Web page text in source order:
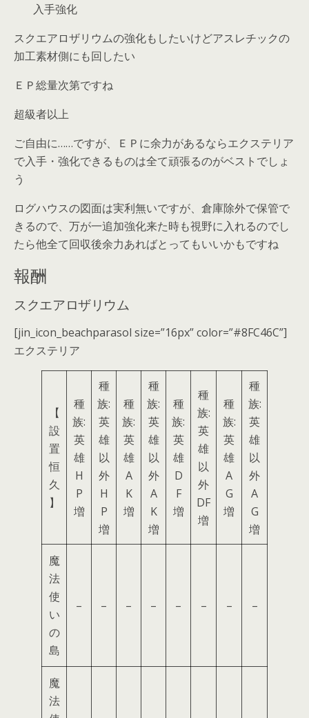
入手強化
スクエアロザリウムの強化もしたいけどアスレチックの
加工素材側にも回したい
ＥＰ総量次第ですね
超級者以上
ご自由に……ですが、ＥＰに余力があるならエクステリア
で入手・強化できるものは全て頑張るのがベストでしょ
う
ログハウスの図面は実利無いですが、倉庫除外で保管で
きるので、万が一追加強化来た時も視野に入れるのでし
たら他全て回収後余力あればとってもいいかもですね
報酬
スクエアロザリウム
[jin_icon_beachparasol size=”16px” color=”#8FC46C”]
エクステリア
【
設
置
恒
久
】
種
族:
英
雄
H
P
増
種
族:
英
雄
以
外
H
P
増
種
族:
英
雄
A
K
増
種
族:
英
雄
以
外
A
K
増
種
族:
英
雄
D
F
増
種
族:
英
雄
以
外
DF
増
種
族:
英
雄
A
G
増
種
族:
英
雄
以
外
A
G
増
魔
法
使
い
の
島
– – – – – – – –
魔
法